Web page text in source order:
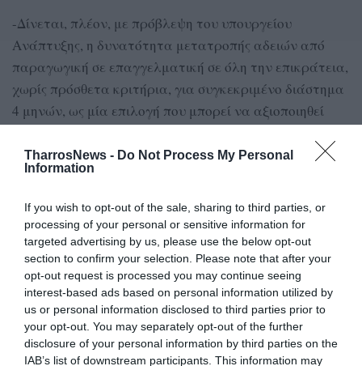
TharrosNews - Do Not Process My Personal
Information
If you wish to opt-out of the sale, sharing to third parties, or
processing of your personal or sensitive information for
targeted advertising by us, please use the below opt-out
section to confirm your selection. Please note that after your
opt-out request is processed you may continue seeing
interest-based ads based on personal information utilized by
us or personal information disclosed to third parties prior to
your opt-out. You may separately opt-out of the further
disclosure of your personal information by third parties on the
IAB’s list of downstream participants. This information may
-Δίνεται, πλέον, με πρόβλεψη του υπουργείου
Ανάπτυξης, η δυνατότητα μετατροπής αδειών από
παραγωγική σε επαγγελματική σε όλη την επικράτεια,
χωρίς πρόσθετα κριτήρια, για συγκεκριμένο διάστημα
4 μηνών, ως μία επιλογή που μπορεί να αξιοποιηθεί
Η Ομοσπονδία χαρακτηρίζει το νέο νόμο «νέο
υπογραμμίζοντας ότι αντιμετωπίζονται
δυσλειτουργίες του παρελθόντος, ενώ τονίζει ότι
εξακολουθούν να υπάρχουν ζητήματα που
χρειάζονται περαιτέρω βελτιώσεις.
TAGS: ΛΑΪΚΗ ΑΓΟΡΑ ΠΟΣΠΛΑ